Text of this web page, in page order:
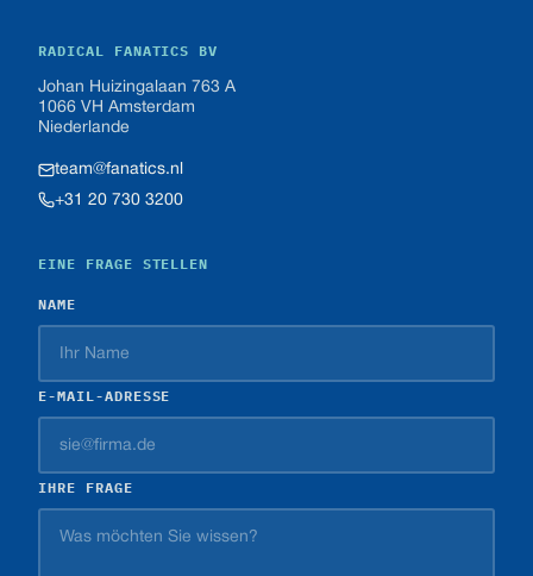
RADICAL FANATICS BV
Johan Huizingalaan 763 A
1066 VH Amsterdam
Niederlande
team@fanatics.nl
+31 20 730 3200
EINE FRAGE STELLEN
NAME
E-MAIL-ADRESSE
IHRE FRAGE